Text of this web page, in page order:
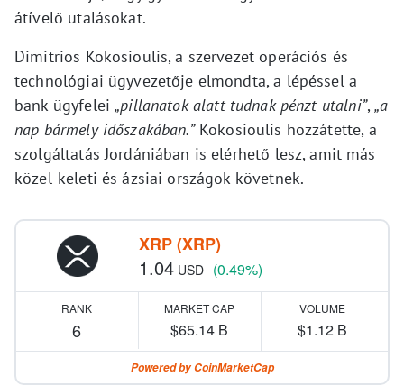
átívelő utalásokat.
Dimitrios Kokosioulis, a szervezet operációs és
technológiai ügyvezetője elmondta, a lépéssel a
bank ügyfelei„pillanatok alatt tudnak pénzt utalni”,„a
nap bármely időszakában.”Kokosioulis hozzátette, a
szolgáltatás Jordániában is elérhető lesz, amit más
közel-keleti és ázsiai országok követnek.
XRP (XRP)
1.04 USD (0.49%)
RANK
6
MARKET CAP
$65.14 B
VOLUME
$1.12 B
Powered by CoinMarketCap